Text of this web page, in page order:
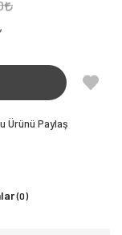
Ürünü Paylaş
(0)